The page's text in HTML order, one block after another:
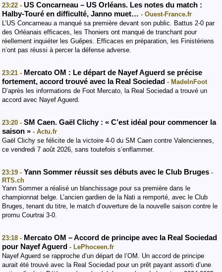
23:22 - US Concarneau – US Orléans. Les notes du match :
Halby-Touré en difficulté, Janno muet… - Ouest-France.fr
L’US Concarneau a manqué sa première devant son public. Battus 2-0 par
des Orléanais efficaces, les Thoniers ont manqué de tranchant pour
réellement inquiéter les Guêpes. Efficaces en préparation, les Finistériens
n’ont pas réussi à percer la défense adverse.
23:21 - Mercato OM : Le départ de Nayef Aguerd se précise
fortement, accord trouvé avec la Real Sociedad - MadeInFoot
D’après les informations de Foot Mercato, la Real Sociedad a trouvé un
accord avec Nayef Aguerd.
23:20 - SM Caen. Gaël Clichy : « C’est idéal pour commencer la
saison » - Actu.fr
Gaël Clichy se félicite de la victoire 4-0 du SM Caen contre Valenciennes,
ce vendredi 7 août 2026, sans toutefois s’enflammer.
23:19 - Yann Sommer réussit ses débuts avec le Club Bruges -
RTS.ch
Yann Sommer a réalisé un blanchissage pour sa première dans le
championnat belge. L’ancien gardien de la Nati a remporté, avec le Club
Bruges, tenant du titre, le match d’ouverture de la nouvelle saison contre le
promu Courtrai 3-0.
23:18 - Mercato OM – Accord de principe avec la Real Sociedad
pour Nayef Aguerd - LePhoceen.fr
Nayef Aguerd se rapproche d’un départ de l’OM. Un accord de principe
aurait été trouvé avec la Real Sociedad pour un prêt payant assorti d’une